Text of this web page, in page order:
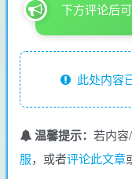
下方评论后
此处内容
温馨提示： 若内
服，或者评论此文章